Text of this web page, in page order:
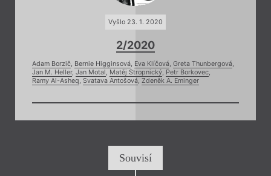
Vyšlo 23. 1. 2020
2/2020
Adam Borzič, Bernie Higginsová, Eva Klíčová, Greta Thunbergová,
Jan M. Heller, Jan Motal , Matěj Stropnický, Petr Borkovec,
Ramy Al-Asheq, Svatava Antošová, Zdeněk A. Eminger
Souvisí